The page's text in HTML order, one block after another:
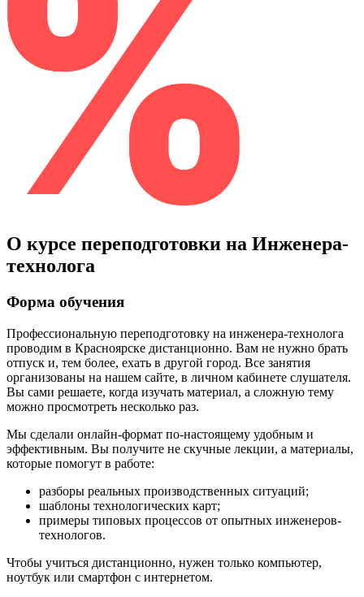
О курсе переподготовки на Инженера-
технолога
Форма обучения
Профессиональную переподготовку на инженера-технолога
проводим в Красноярске дистанционно. Вам не нужно брать
отпуск и, тем более, ехать в другой город. Все занятия
организованы на нашем сайте, в личном кабинете слушателя.
Вы сами решаете, когда изучать материал, а сложную тему
можно просмотреть несколько раз.
Мы сделали онлайн-формат по-настоящему удобным и
эффективным. Вы получите не скучные лекции, а материалы,
которые помогут в работе:
разборы реальных производственных ситуаций;
шаблоны технологических карт;
примеры типовых процессов от опытных инженеров-
технологов.
Чтобы учиться дистанционно, нужен только компьютер,
ноутбук или смартфон с интернетом.